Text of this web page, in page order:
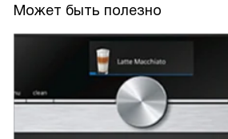
Может быть полезно